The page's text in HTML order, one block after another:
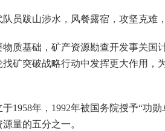
跋山涉水，风餐露宿，攻坚克难
基础，矿产资源勘查开发事关国
矿突破战略行动中发挥更大作用
年，1992年被国务院授予“功
量的五分之一。